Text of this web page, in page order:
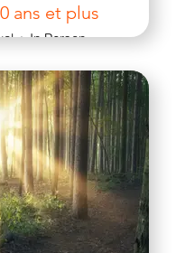
ans et plus
+ In Person